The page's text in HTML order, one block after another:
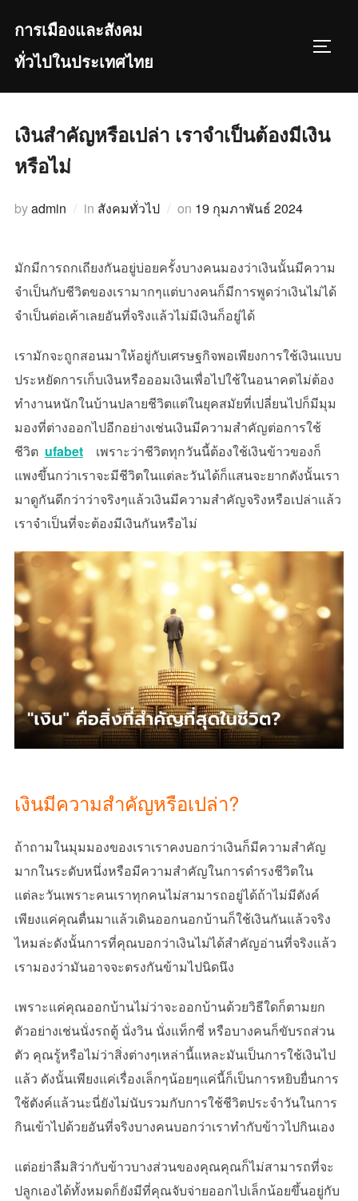
content
การเมืองและสังคม
ทั่วไปในประเทศไทย
เงินสำคัญหรือเปล่า เราจำเป็นต้องมีเงิน
หรือไม่
byadmin in สังคมทั่วไป on Posted
19 กุมภาพันธ์ 2024
มักมีการถกเถียงกันอยู่บ่อยครั้งบางคนมองว่าเงินนั้นมีความ
จำเป็นกับชีวิตของเรามากๆแต่บางคนก็มีการพูดว่าเงินไม่ได้
จำเป็นต่อเค้าเลยอันที่จริงแล้วไม่มีเงินก็อยู่ได้
เรามักจะถูกสอนมาให้อยู่กับเศรษฐกิจพอเพียงการใช้เงินแบบ
ประหยัดการเก็บเงินหรือออมเงินเพื่อไปใช้ในอนาคตไม่ต้อง
ทำงานหนักในบ้านปลายชีวิตแต่ในยุคสมัยที่เปลี่ยนไปก็มีมุม
มองที่ต่างออกไปอีกอย่างเช่นเงินมีความสำคัญต่อการใช้
ชีวิต ufabetเพราะว่าชีวิตทุกวันนี้ต้องใช้เงินข้าวของก็
แพงขึ้นกว่าเราจะมีชีวิตในแต่ละวันได้ก็แสนจะยากดังนั้นเรา
มาดูกันดีกว่าว่าจริงๆแล้วเงินมีความสำคัญจริงหรือเปล่าแล้ว
เราจำเป็นที่จะต้องมีเงินกันหรือไม่
เงินมีความสำคัญหรือเปล่า?
ถ้าถามในมุมมองของเราเราคงบอกว่าเงินก็มีความสำคัญ
มากในระดับหนึ่งหรือมีความสำคัญในการดำรงชีวิตใน
แต่ละวันเพราะคนเราทุกคนไม่สามารถอยู่ได้ถ้าไม่มีตังค์
เพียงแค่คุณตื่นมาแล้วเดินออกนอกบ้านก็ใช้เงินกันแล้วจริง
ไหมล่ะดังนั้นการที่คุณบอกว่าเงินไม่ได้สำคัญอ่านที่จริงแล้ว
เรามองว่ามันอาจจะตรงกันข้ามไปนิดนึง
เพราะแค่คุณออกบ้านไม่ว่าจะออกบ้านด้วยวิธีใดก็ตามยก
ตัวอย่างเช่นนั่งรถตู้ นั่งวิน นั่งแท็กซี่ หรือบางคนก็ขับรถส่วน
ตัว คุณรู้หรือไม่ว่าสิ่งต่างๆเหล่านี้แหละมันเป็นการใช้เงินไป
แล้ว ดังนั้นเพียงแค่เรื่องเล็กๆน้อยๆแค่นี้ก็เป็นการหยิบยื่นการ
ใช้ตังค์แล้วนะนี่ยังไม่นับรวมกับการใช้ชีวิตประจำวันในการ
กินเข้าไปด้วยอันที่จริงบางคนบอกว่าเราทำกับข้าวไปกินเอง
แต่อย่าลืมสิว่ากับข้าวบางส่วนของคุณคุณก็ไม่สามารถที่จะ
ปลูกเองได้ทั้งหมดก็ยังมีที่คุณจับจ่ายออกไปเล็กน้อยขึ้นอยู่กับ